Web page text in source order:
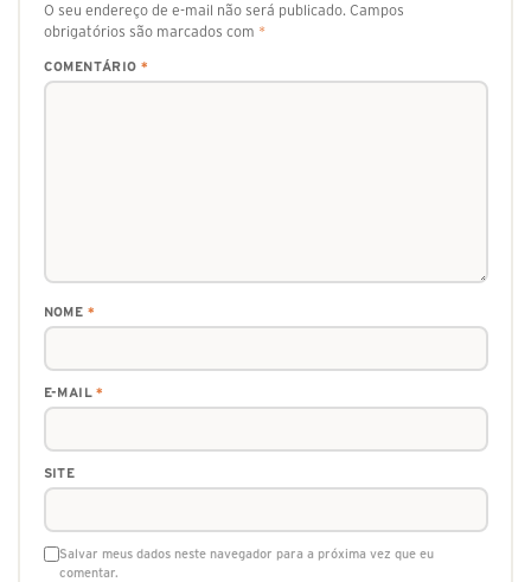
O seu endereço de e-mail não será publicado. Campos
obrigatórios são marcados com *
COMENTÁRIO *
NOME *
E-MAIL*
SITE
Salvar meus dados neste navegador para a próxima vez que eu
comentar.